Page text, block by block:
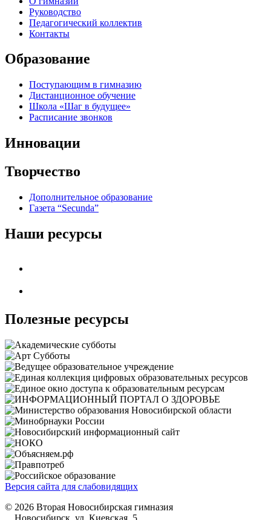
Руководство
Педагогический коллектив
Контакты
Образование
Поступающим в гимназию
Дистанционное обучение
Школа «Шаг в будущее»
Расписание звонков
Инновации
Творчество
Дополнительное образование
Газета “Secunda”
Наши ресурсы
Полезные ресурсы
Версия сайта для слабовидящих
© 2026 Вторая Новосибирская гимназия
Новосибирск, ул. Киевская, 5